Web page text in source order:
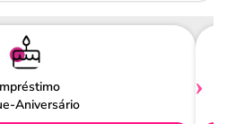
Aniversário